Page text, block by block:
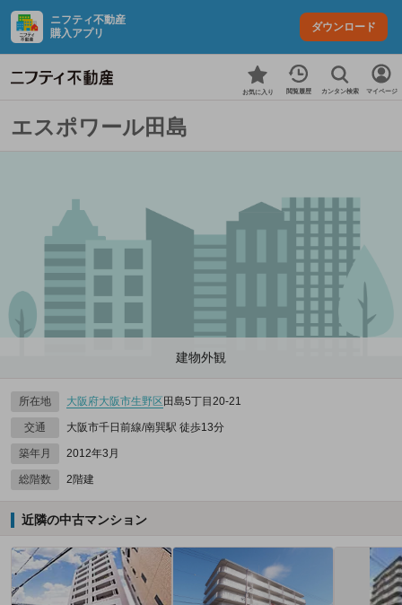
ニフティ不動産
購入アプリ
ダウンロード
お気に入り 閲覧履歴 カンタン検索 マイページ
エスポワール田島
建物外観
所在地 大阪府大阪市生野区 田島5丁目20-21
交通 大阪市千日前線/南巽駅 徒歩13分
築年月 2012年3月
総階数 2階建
近隣の中古マンション